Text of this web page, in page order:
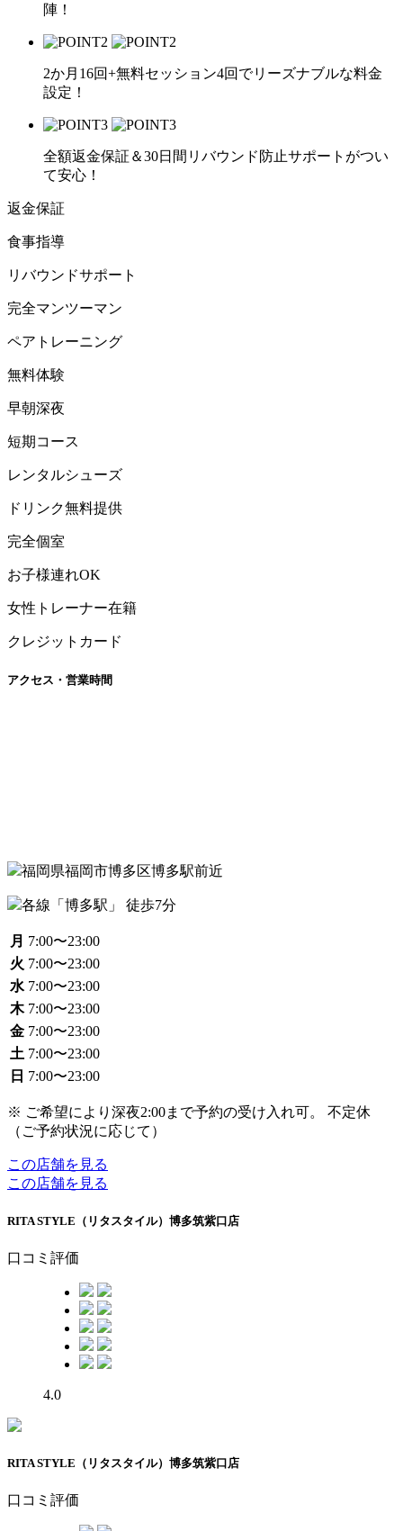
陣！
2か月16回+無料セッション4回でリーズナブルな料金
設定！
全額返金保証＆30日間リバウンド防止サポートがつい
て安心！
返金保証
食事指導
リバウンドサポート
完全マンツーマン
ペアトレーニング
無料体験
早朝深夜
短期コース
レンタルシューズ
ドリンク無料提供
完全個室
お子様連れOK
女性トレーナー在籍
クレジットカード
アクセス・営業時間
福岡県福岡市博多区博多駅前近
各線「博多駅」 徒歩7分
月 7:00〜23:00
火 7:00〜23:00
水 7:00〜23:00
木 7:00〜23:00
金 7:00〜23:00
土 7:00〜23:00
日 7:00〜23:00
※ ご希望により深夜2:00まで予約の受け入れ可。 不定休
（ご予約状況に応じて）
この店舗を見る
この店舗を見る
RITA STYLE（リタスタイル）博多筑紫口店
口コミ評価
4.0
RITA STYLE（リタスタイル）博多筑紫口店
口コミ評価